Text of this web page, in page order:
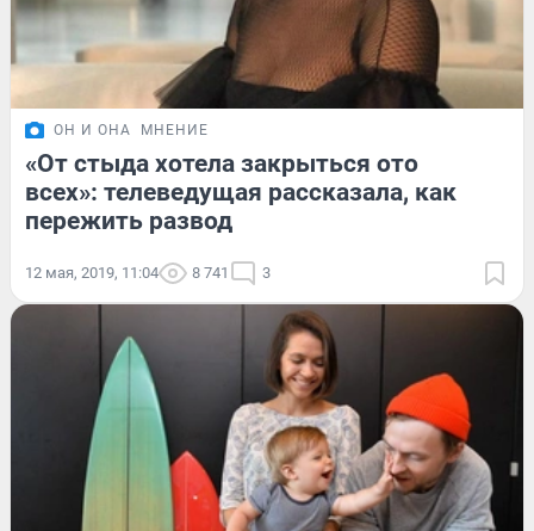
ОН И ОНА МНЕНИЕ
«От стыда хотела закрыться ото
всех»: телеведущая рассказала, как
пережить развод
12 мая, 2019, 11:04 8 741 3